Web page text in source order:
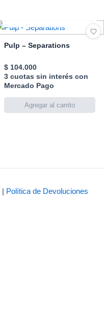
Pulp – Separations
$104.000
3 cuotas sin interés con
Mercado Pago
Política de Devoluciones